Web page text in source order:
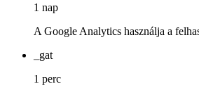
1 nap
A Google Analytics használja a
_gat
1 perc